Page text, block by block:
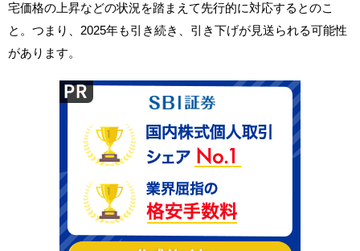
宅価格の上昇などの状況を踏まえて先行的に対応するとのこ
と。つまり、2025年も引き続き、引き下げが見送られる可能性
があります。